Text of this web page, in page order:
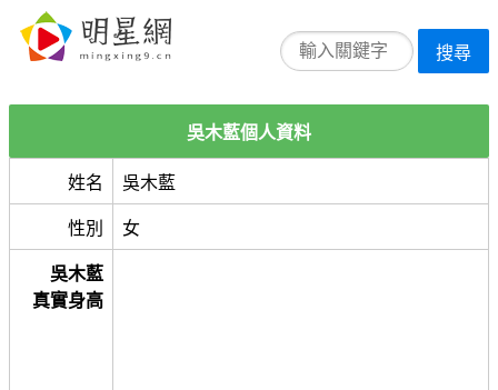
搜尋
吳木藍個人資料
姓名 吳木藍
性別 女
吳木藍
真實身高